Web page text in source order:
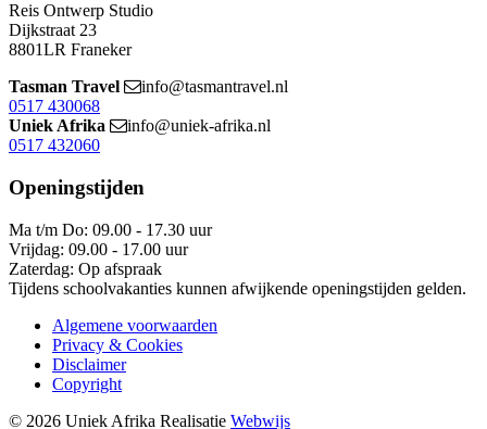
Reis Ontwerp Studio
Dijkstraat 23
8801LR Franeker
Tasman Travel
info@tasmantravel.nl
0517 430068
Uniek Afrika
info@uniek-afrika.nl
0517 432060
Openingstijden
Ma t/m Do: 09.00 - 17.30 uur
Vrijdag: 09.00 - 17.00 uur
Zaterdag: Op afspraak
Tijdens schoolvakanties kunnen afwijkende openingstijden gelden.
Algemene voorwaarden
Privacy & Cookies
Disclaimer
Copyright
© 2026 Uniek Afrika Realisatie Webwijs